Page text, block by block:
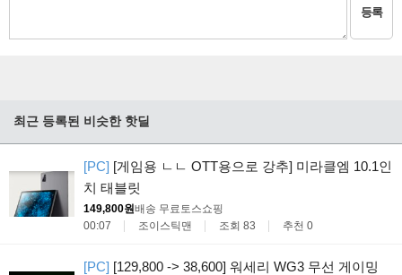
등록
최근 등록된 비슷한 핫딜
[PC] [게임용 ㄴㄴ OTT용으로 강추] 미라클엠 10.1인
치 태블릿
149,800원배송 무료 토스쇼핑
00:07
조이스틱맨 조회 83 추천 0
[PC] [129,800 -> 38,600] 워세리 WG3 무선 게이밍